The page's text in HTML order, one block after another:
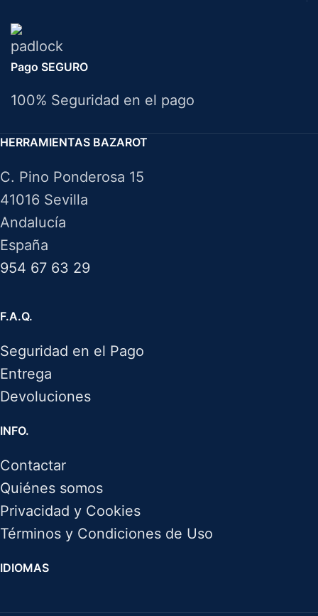
Pago SEGURO
100% Seguridad en el pago
HERRAMIENTAS BAZAROT
C. Pino Ponderosa 15
41016 Sevilla
Andalucía
España
954 67 63 29
F.A.Q.
Seguridad en el Pago
Entrega
Devoluciones
INFO.
Contactar
Quiénes somos
Privacidad y Cookies
Términos y Condiciones de Uso
IDIOMAS